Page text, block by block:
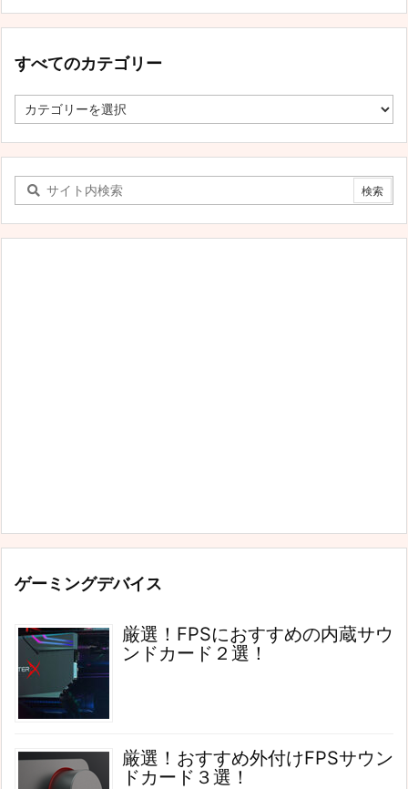
すべてのカテゴリー
べ
の
ゴ
リ
ー
ゲーミングデバイス
厳選！FPSにおすすめの内蔵サウ
ンドカード２選！
厳選！おすすめ外付けFPSサウン
ドカード３選！